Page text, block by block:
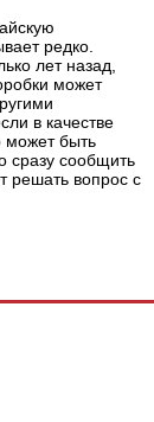
редко.
лет назад,
может
в качестве
может быть
сразу сообщить
решать вопрос с